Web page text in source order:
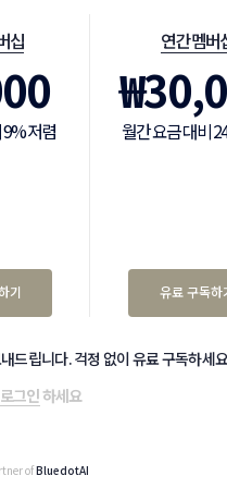
십
저렴
기
연간 멤버
₩
월간 요금 대비
유료 구독하
드립니다. 걱정 없이 유료 구독하세
로그인하세요
ofBluedotAI